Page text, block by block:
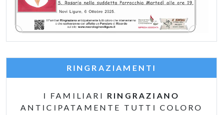
RINGRAZIAMENTI
I FAMILIARI RINGRAZIANO
ANTICIPATAMENTE TUTTI COLORO